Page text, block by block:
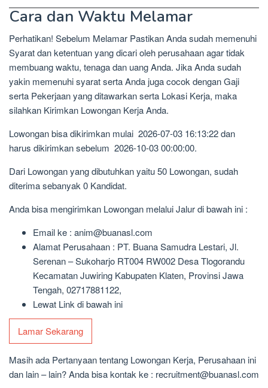
Cara dan Waktu Melamar
Perhatikan! Sebelum Melamar Pastikan Anda sudah memenuhi
Syarat dan ketentuan yang dicari oleh perusahaan agar tidak
membuang waktu, tenaga dan uang Anda. Jika Anda sudah
yakin memenuhi syarat serta Anda juga cocok dengan Gaji
serta Pekerjaan yang ditawarkan serta Lokasi Kerja, maka
silahkan Kirimkan Lowongan Kerja Anda.
Lowongan bisa dikirimkan mulai 2026-07-03 16:13:22 dan
harus dikirimkan sebelum 2026-10-03 00:00:00.
Dari Lowongan yang dibutuhkan yaitu 50 Lowongan, sudah
diterima sebanyak 0 Kandidat.
Anda bisa mengirimkan Lowongan melalui Jalur di bawah ini :
Email ke : anim@buanasl.com
Alamat Perusahaan : PT. Buana Samudra Lestari, Jl.
Serenan – Sukoharjo RT004 RW002 Desa Tlogorandu
Kecamatan Juwiring Kabupaten Klaten, Provinsi Jawa
Tengah, 02717881122,
Lewat Link di bawah ini
Lamar Sekarang
Masih ada Pertanyaan tentang Lowongan Kerja, Perusahaan ini
dan lain – lain? Anda bisa kontak ke : recruitment@buanasl.com